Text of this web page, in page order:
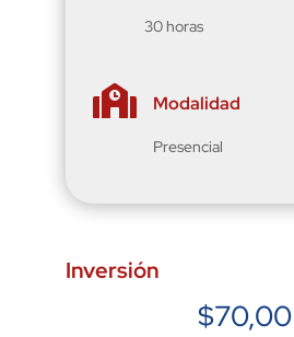
30 horas
 Modalidad
Presencial
Inversión
$70,00